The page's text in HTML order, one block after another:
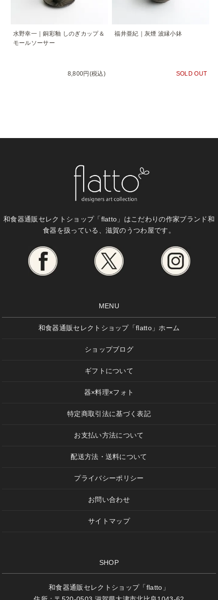
水野幸一｜銅彩釉 しのぎカップ＆
モールソーサー
8,800円(税込)
福井亜紀｜灰煙 波縁小鉢
SOLD OUT
和食器通販セレクトショップ「flatto」はこだわりの作家ブランド和
食器を扱っている、滋賀のうつわ屋です。
MENU
和食器通販セレクトショップ「flatto」ホーム
ショップブログ
ギフトについて
器×料理×フォト
特定商取引法に基づく表記
お支払い方法について
配送方法・送料について
プライバシーポリシー
お問い合わせ
サイトマップ
SHOP
和食器通販セレクトショップ「flatto」